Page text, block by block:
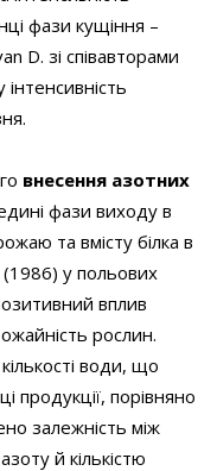
фази кущіння –
D. зі співавторами
внесення азотних
фази виходу в
та вмісту білка в
(1986) у польових
вплив
рослин.
води, що
продукції, порівняно
залежність між
й кількістю